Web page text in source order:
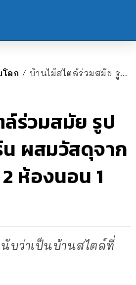
โลก / บ้านไม้สไตล์ร่วมสมัย รูปทรงโมเดิร์น ผสมวัสดุจากธรรมชาติ 2 ห้องนอน 1 ห้องน้ำ
ล์ร่วมสมัย รูป
น ผสมวัสดุจาก
ห้องนอน 1
นับว่าเป็นบ้านสไตล์ที่